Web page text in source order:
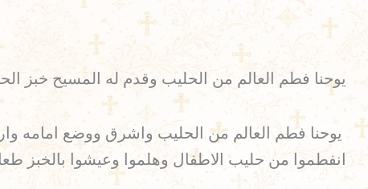
يوحنا فطم العالم من الحليب وقدم له المسيح خبز
يوحنا فطم العالم من الحليب واشرق ووضع امامه
انفطموا من حليب الاطفال وهلموا وعيشوا بالخبز